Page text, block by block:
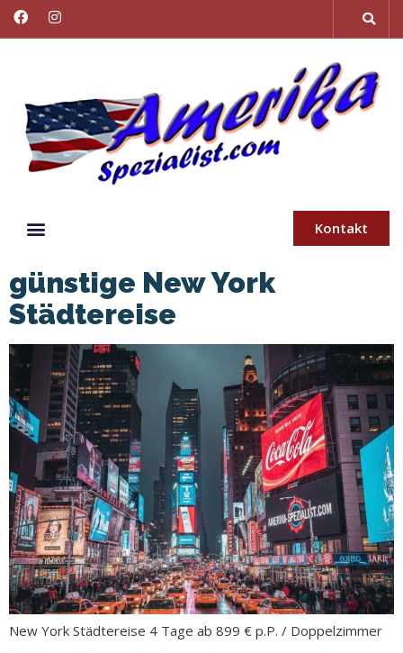
Kontakt
günstige New York
Städtereise
New York Städtereise 4 Tage ab 899 € p.P. / Doppelzimmer